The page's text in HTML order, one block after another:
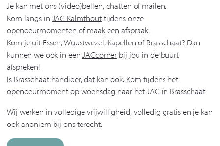
Je kan met ons (video)bellen, chatten of mailen.
Kom langs in JAC Kalmthouttijdens onze
opendeurmomenten of maak een afspraak.
Kom je uit Essen, Wuustwezel, Kapellen of Brasschaat? Dan
kunnen we ook in een JACcorner bij jou in de buurt
afspreken!
Is Brasschaat handiger, dat kan ook. Kom tijdens het
opendeurmoment op woensdag naar hetJAC in Brasschaat
Wij werken in volledige vrijwilligheid, volledig gratis en je kan
ook anoniem bij ons terecht.